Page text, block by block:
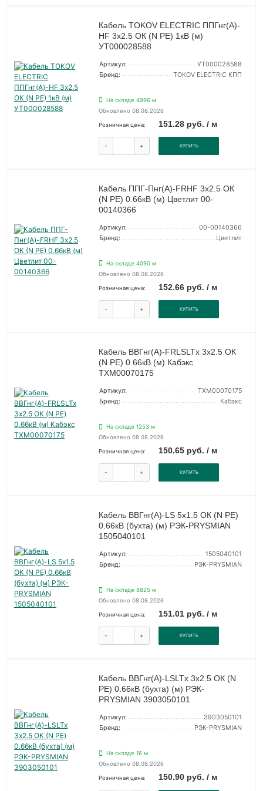
Кабель TOKOV ELECTRIC ППГнг(А)-
HF 3х2.5 ОК (N PE) 1кВ (м)
УТ000028588
Артикул:
УТ000028588
Бренд:
TOKOV ELECTRIC КПП
На складе 4996 м
Обновлено 08.08.2026
Розничная цена: 151.28 руб. / м
- + КУПИТЬ
Кабель ППГ-Пнг(А)-FRHF 3х2.5 ОК
(N PE) 0.66кВ (м) Цветлит 00-
00140366
Артикул:
00-00140366
Бренд:
Цветлит
На складе 4090 м
Обновлено 08.08.2026
Розничная цена: 152.66 руб. / м
- + КУПИТЬ
Кабель ВВГнг(А)-FRLSLTx 3х2.5 ОК
(N PE) 0.66кВ (м) Кабэкс
ТХМ00070175
Артикул:
ТХМ00070175
Бренд:
Кабэкс
На складе 1253 м
Обновлено 08.08.2026
Розничная цена: 150.65 руб. / м
- + КУПИТЬ
Кабель ВВГнг(А)-LS 5х1.5 ОК (N PE)
0.66кВ (бухта) (м) РЭК-PRYSMIAN
1505040101
Артикул:
1505040101
Бренд:
РЭК-PRYSMIAN
На складе 8825 м
Обновлено 08.08.2026
Розничная цена: 151.01 руб. / м
- + КУПИТЬ
Кабель ВВГнг(А)-LSLTx 3х2.5 ОК (N
PE) 0.66кВ (бухта) (м) РЭК-
PRYSMIAN 3903050101
Артикул:
3903050101
Бренд:
РЭК-PRYSMIAN
На складе 16 м
Обновлено 08.08.2026
Розничная цена: 150.90 руб. / м